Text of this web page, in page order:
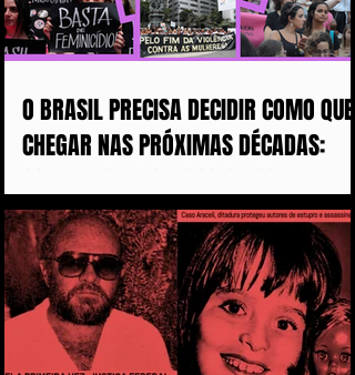
O BRASIL PRECISA DECIDIR COMO QUER
CHEGAR NAS PRÓXIMAS DÉCADAS:
MULHERES ASSASSINADAS